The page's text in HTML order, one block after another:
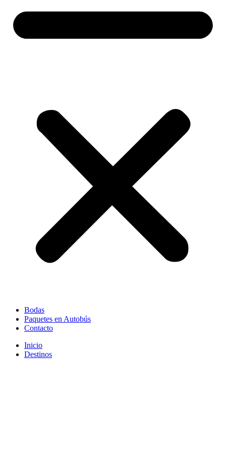
Bodas
Paquetes en Autobús
Contacto
Inicio
Destinos